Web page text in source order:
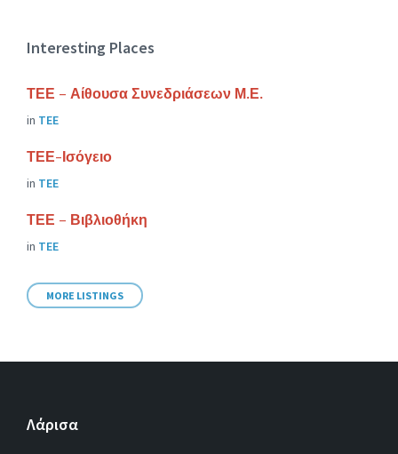
Interesting Places
ΤΕΕ – Αίθουσα Συνεδριάσεων Μ.Ε.
in ΤΕΕ
ΤΕΕ-Ισόγειο
in ΤΕΕ
ΤΕΕ – Βιβλιοθήκη
in ΤΕΕ
MORE LISTINGS
Λάρισα